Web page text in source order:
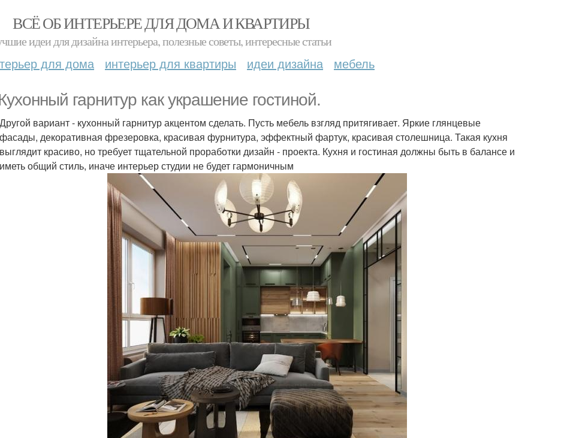
ВСЁ ОБ ИНТЕРЬЕРЕ ДЛЯ ДОМА И КВАРТИРЫ
идеи для дизайна интерьера, полезные советы, интересные статьи
для дома интерьер для квартиры идеи дизайна мебель
гарнитур как украшение гостиной.
Другой вариант - кухонный гарнитур акцентом сделать. Пусть мебель взгляд притягивает. Яркие глянцевые
фасады, декоративная фрезеровка, красивая фурнитура, эффектный фартук, красивая столешница. Такая кухня
выглядит красиво, но требует тщательной проработки дизайн - проекта. Кухня и гостиная должны быть в балансе и
иметь общий стиль, иначе интерьер студии не будет гармоничным